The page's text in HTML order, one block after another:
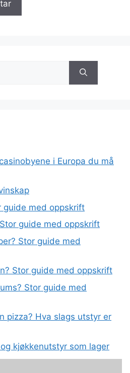
i Europa du må
guide med oppskrift
guide med oppskrift
Stor guide med
Stor guide med oppskrift
Stor guide med
pizza? Hva slags utstyr er
kjøkkenutstyr som lager